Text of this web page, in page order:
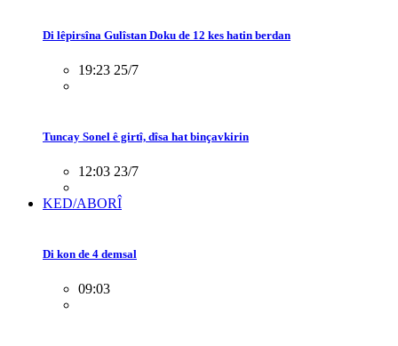
Di lêpirsîna Gulîstan Doku de 12 kes hatin berdan
19:23 25/7
Tuncay Sonel ê girtî, dîsa hat binçavkirin
12:03 23/7
KED/ABORÎ
Di kon de 4 demsal
09:03